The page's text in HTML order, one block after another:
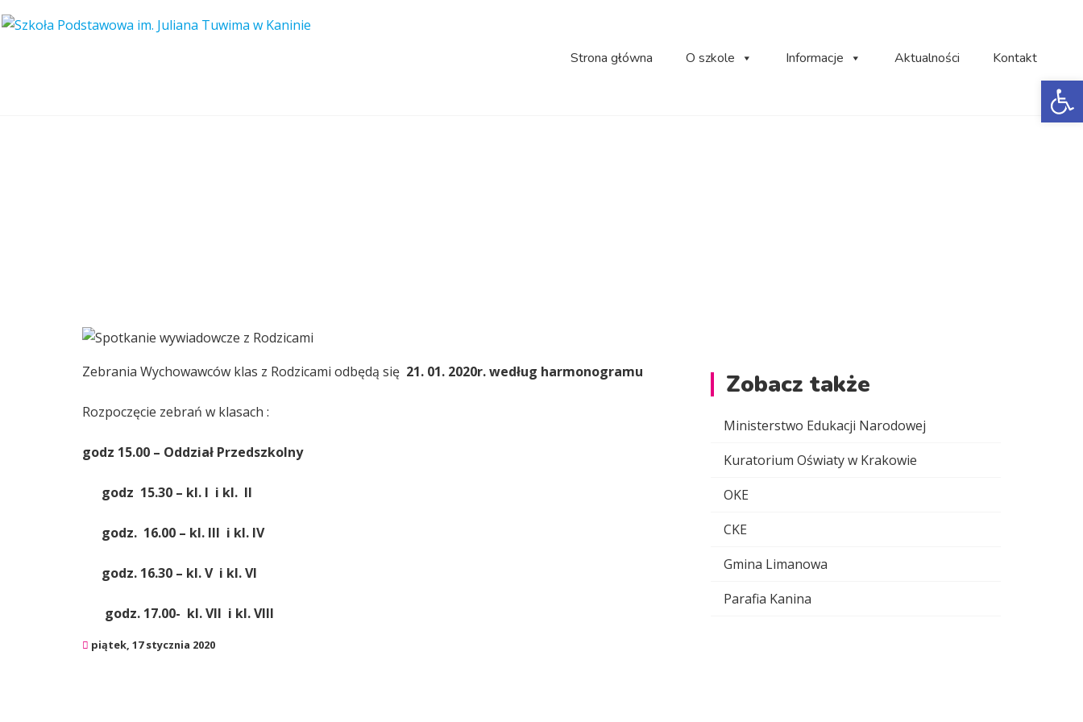
Strona główna O szkole Informacje Aktualności Kontakt
Zebrania Wychowawców klas z Rodzicami odbędą się 21. 01. 2020r.według harmonogramu
Rozpoczęcie zebrań w klasach :
godz 15.00 – Oddział Przedszkolny
godz 15.30 – kl. I i kl. II
godz. 16.00 – kl. III i kl. IV
godz. 16.30 – kl. V i kl. VI
godz. 17.00- kl. VII i kl. VIII
piątek, 17 stycznia 2020
Zobacz także
Ministerstwo Edukacji Narodowej
Kuratorium Oświaty w Krakowie
OKE
CKE
Gmina Limanowa
Parafia Kanina